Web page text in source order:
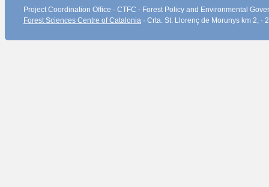
Project Coordination Office · CTFC - Forest Policy and Environmental
Forest Sciences Centre of Catalonia · Crta. St. Llorenç de Morunys km 2, ·